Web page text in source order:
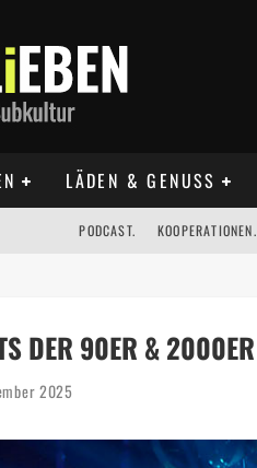
LÄDEN & GENUSS
PODCAST. KOOPERATIONEN.
DER 90ER & 2000ER
2025